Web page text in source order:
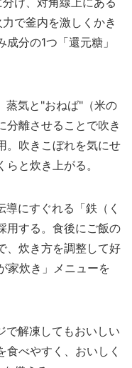
で釜内を激しくかき
分の1つ「還元糖」
蒸気と"おねば"（米の
分離させることで吹き
。吹きこぼれを気にせ
と炊き上がる。
にすぐれる「鉄（く
用する。食後にご飯の
、炊き方を調整して好
家炊き」メニューを
解凍してもおいしい
食べやすく、おいしく